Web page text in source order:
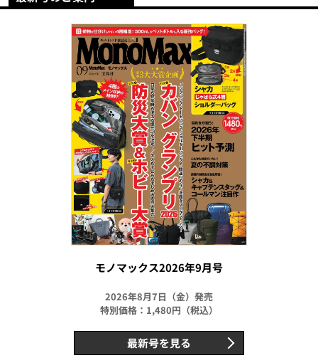
モノマックス2026年9月号
2026年8月7日（金）発売
特別価格：1,480円（税込）
最新号を見る